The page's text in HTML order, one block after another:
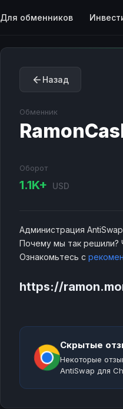
Для обменников
Назад
Обменник
Оборот
1.1K+ USD
Администрация
Почему мы так решили?
Ознакомьтесь с
https://
Скрытые
Некоторые
AntiSwap для